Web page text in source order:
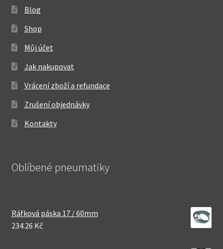
Blog
Shop
Můj účet
Jak nakupovat
Vrácení zboží a refundace
Zrušení objednávky
Kontakty
Oblíbené pneumatiky
Ráfková páska 17 / 60mm
234.26 Kč